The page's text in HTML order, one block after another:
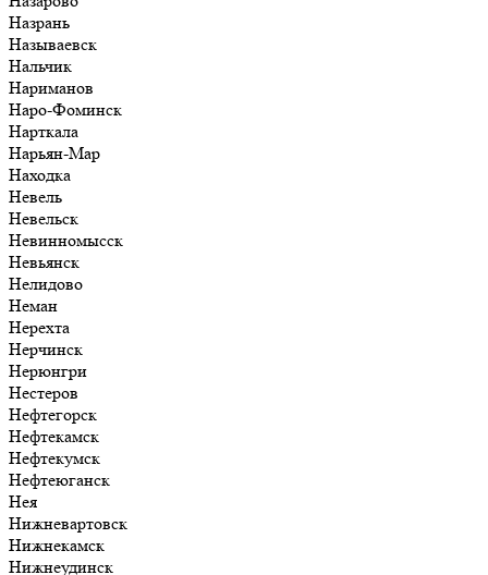
Назрань
Называевск
Нальчик
Нариманов
Наро-Фоминск
Нарткала
Нарьян-Мар
Находка
Невель
Невельск
Невинномысск
Невьянск
Нелидово
Неман
Нерехта
Нерчинск
Нерюнгри
Нестеров
Нефтегорск
Нефтекамск
Нефтекумск
Нефтеюганск
Нея
Нижневартовск
Нижнекамск
Нижнеудинск